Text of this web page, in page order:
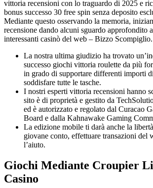
vittoria recensioni con lo traguardo di 2025 e
bonus successo 30 free spin senza deposito
Mediante questo osservando la memoria,
recensione dando alcuni sguardo approfondito
interessanti casinò del web – Bizzo Scompiglio.
La nostra ultima giudizio ha trovato
successo giochi vittoria roulette da più
in grado di supportare differenti importi
soddisfare tutte le tasche.
I nostri esperti vittoria recensioni hanno
sito è di proprietà e gestito da
ed è autorizzato e regolato dal Curacao
Board e dalla Kahnawake Gaming
La edizione mobile ti darà anche la
giovane conto, effettuare transazioni del
l’aiuto.
Giochi Mediante Croupier
Casino